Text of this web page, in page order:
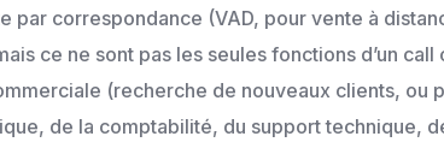
par correspondance (VAD, pour vente à
ce ne sont pas les seules fonctions d’un
(recherche de nouveaux clients, ou
de la comptabilité, du support technique,